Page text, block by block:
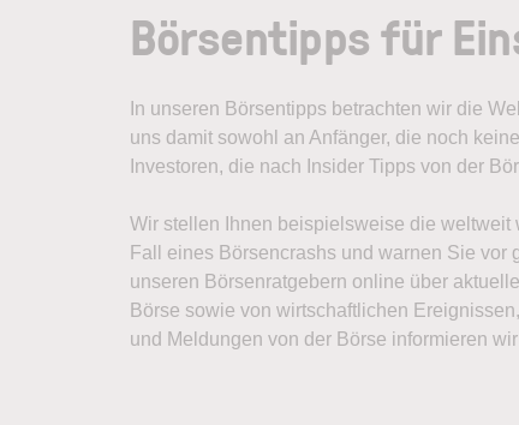
Börsentipps für
In unseren Börsentipps betrachten wir die
uns damit sowohl an Anfänger, die noch
Investoren, die nach Insider Tipps von der
Wir stellen Ihnen beispielsweise die weltweit
Fall eines Börsencrashs und warnen Sie
unseren Börsenratgebern online über
Börse sowie von wirtschaftlichen
und Meldungen von der Börse informieren